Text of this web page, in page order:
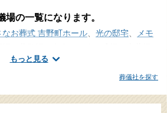
もっと見る
の一覧になります。
なお葬式 吉野町ホール、 光の邸宅、
メモ
、地域により存在する場合とそうでない
村が運営する公営の式場や火葬場をはじ
ど様々なタイプがございますので、吉
葬儀社を探す